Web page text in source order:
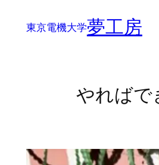
東京電機大学夢工房
やればで